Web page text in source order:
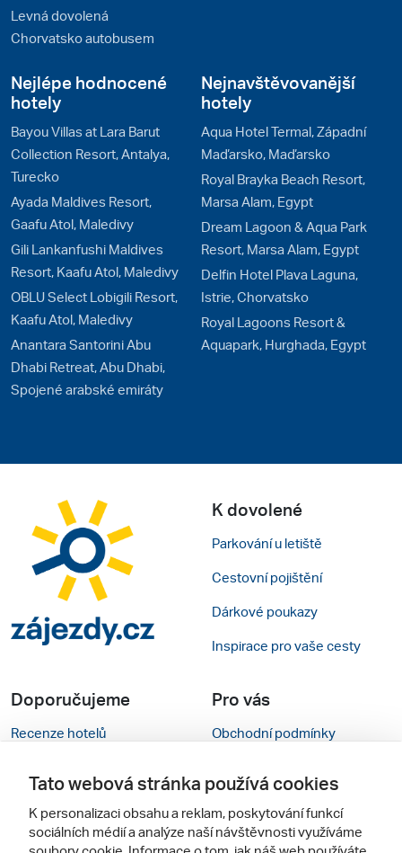
Levná dovolená
Chorvatsko autobusem
Nejlépe hodnocené
hotely
Bayou Villas at Lara Barut
Collection Resort, Antalya,
Turecko
Ayada Maldives Resort,
Gaafu Atol, Maledivy
Gili Lankanfushi Maldives
Resort, Kaafu Atol, Maledivy
OBLU Select Lobigili Resort,
Kaafu Atol, Maledivy
Anantara Santorini Abu
Dhabi Retreat, Abu Dhabi,
Spojené arabské emiráty
Nejnavštěvovanější
hotely
Aqua Hotel Termal, Západní
Maďarsko, Maďarsko
Royal Brayka Beach Resort,
Marsa Alam, Egypt
Dream Lagoon & Aqua Park
Resort, Marsa Alam, Egypt
Delfin Hotel Plava Laguna,
Istrie, Chorvatsko
Royal Lagoons Resort &
Aquapark, Hurghada, Egypt
K dovolené
Parkování u letiště
Cestovní pojištění
Dárkové poukazy
Inspirace pro vaše cesty
Doporučujeme
Recenze hotelů
Zájazdy.sk
Pro vás
Obchodní podmínky
Mobilní verze webu
Tato webová stránka používá cookies
K personalizaci obsahu a reklam, poskytování funkcí
sociálních médií a analýze naší návštěvnosti využíváme